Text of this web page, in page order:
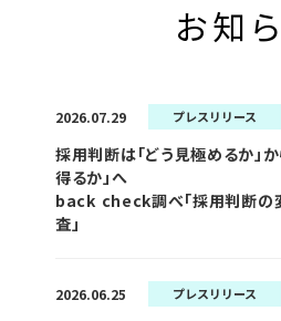
お知
2026.07.29 プレスリリース
採用判断は「どう見極めるか」
得るか」へ
back check調べ「採用判断の
査」
2026.06.25 プレスリリース